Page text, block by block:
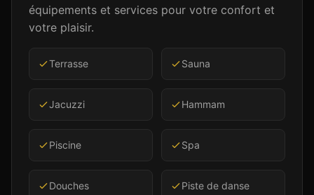
équipements et services pour votre confort et
votre plaisir.
Terrasse Sauna
Jacuzzi Hammam
Piscine Spa
Douches Piste de danse